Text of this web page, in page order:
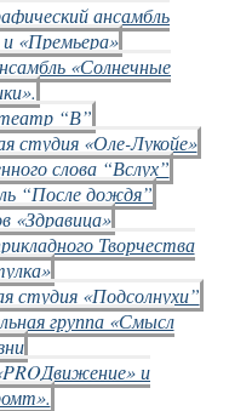
ансамбль
и «Премьера»
«Солнечные
“В”
студия «Оле-Лукойе»
слова “Вслух”
“После дождя”
«Здравица»
Творчества
студия «Подсолнухи”
группа «Смысл
и